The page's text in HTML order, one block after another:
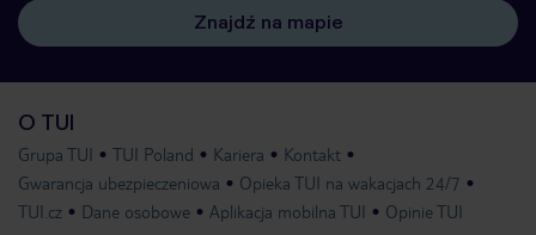
Znajdź na mapie
O TUI
Grupa TUI TUI Poland Kariera
Kontakt
Gwarancja ubezpieczeniowa
Opieka TUI na wakacjach 24/7
TUI.cz
Dane osobowe Aplikacja mobilna TUI Opinie TUI